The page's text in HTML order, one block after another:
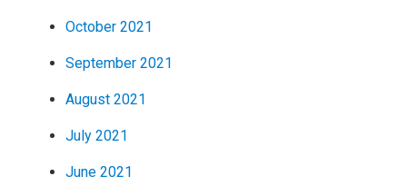
October 2021
September 2021
August 2021
July 2021
June 2021